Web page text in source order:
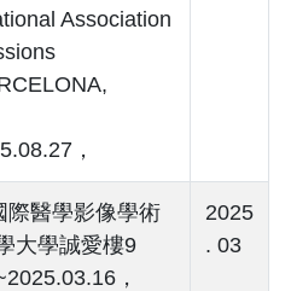
Association
，
際醫學影像學術
大學誠愛樓9
，
2025
. 03